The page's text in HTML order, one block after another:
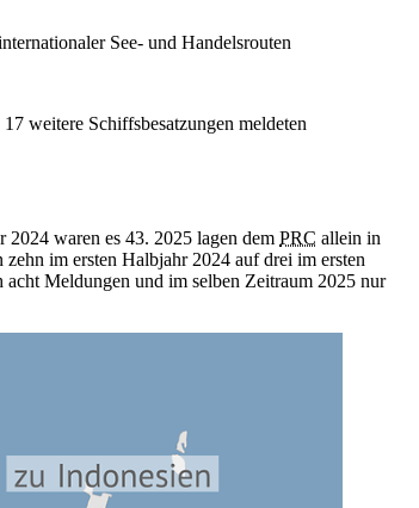
See- und Handelsrouten
weitere Schiffsbesatzungen meldeten
waren es 43. 2025 lagen dem PRC allein in
im ersten Halbjahr 2024 auf drei im ersten
Meldungen und im selben Zeitraum 2025 nur